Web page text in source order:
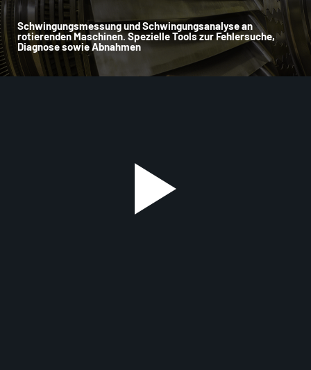
Schwingungsmessung und Schwingungsanalyse an
rotierenden Maschinen. Spezielle Tools zur Fehlersuche,
Diagnose sowie Abnahmen